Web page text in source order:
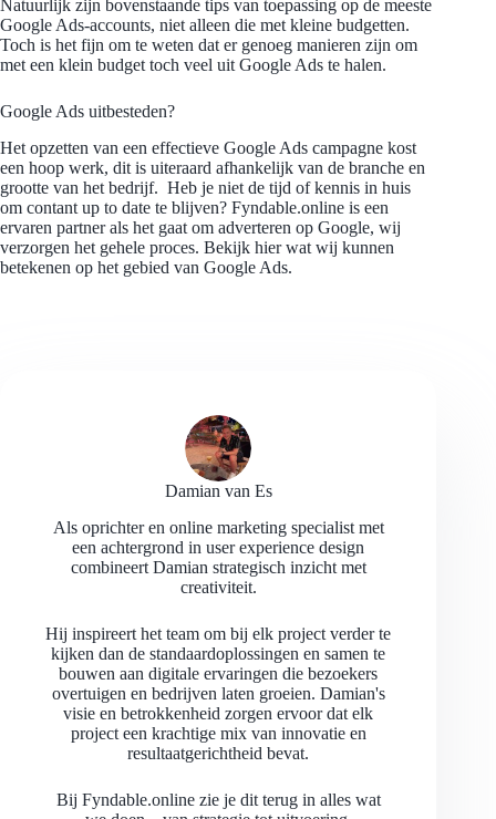
Natuurlijk zijn bovenstaande tips van toepassing op de meeste
Google Ads-accounts, niet alleen die met kleine budgetten.
Toch is het fijn om te weten dat er genoeg manieren zijn om
met een klein budget toch veel uit Google Ads te halen.
Google Ads uitbesteden?
Het opzetten van een effectieve Google Ads campagne kost
een hoop werk, dit is uiteraard afhankelijk van de branche en
grootte van het bedrijf. Heb je niet de tijd of kennis in huis
om contant up to date te blijven? Fyndable.online is een
ervaren partner als het gaat om adverteren op Google, wij
verzorgen het gehele proces. Bekijk hierwat wij kunnen
betekenen op het gebied van Google Ads.
Damian van Es
Als oprichter en online marketing specialist met
een achtergrond in user experience design
combineert Damian strategisch inzicht met
creativiteit.
Hij inspireert het team om bij elk project verder te
kijken dan de standaardoplossingen en samen te
bouwen aan digitale ervaringen die bezoekers
overtuigen en bedrijven laten groeien. Damian's
visie en betrokkenheid zorgen ervoor dat elk
project een krachtige mix van innovatie en
resultaatgerichtheid bevat.
Bij Fyndable.online zie je dit terug in alles wat